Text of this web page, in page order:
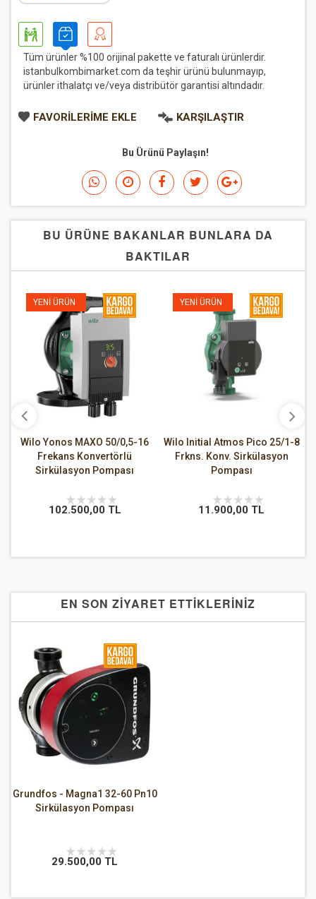
Tüm ürünler %100 orijinal pakette ve faturalı ürünlerdir.
istanbulkombimarket.com da teşhir ürünü bulunmayıp,
ürünler ithalatçı ve/veya distribütör garantisi altındadır.
FAVORILERIME EKLE KARŞILAŞTIR
Bu Ürünü Paylaşın!
BU ÜRÜNE BAKANLAR BUNLARA DA
BAKTILAR
Wilo Yonos MAXO 50/0,5-16
Frekans Konvertörlü
Sirkülasyon Pompası
YENI ÜRÜN
102.500,00 TL
Wilo Initial Atmos Pico 25/1-8
Frkns. Konv. Sirkülasyon
Pompası
YENI ÜRÜN
11.900,00 TL
EN SON ZİYARET ETTİKLERİNİZ
Grundfos - Magna1 32-60 Pn10
Sirkülasyon Pompası
29.500,00 TL